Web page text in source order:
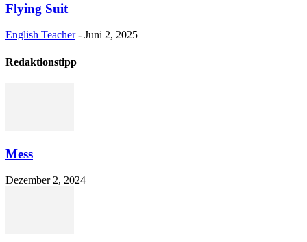
Flying Suit
English Teacher - Juni 2, 2025
Redaktionstipp
Mess
Dezember 2, 2024